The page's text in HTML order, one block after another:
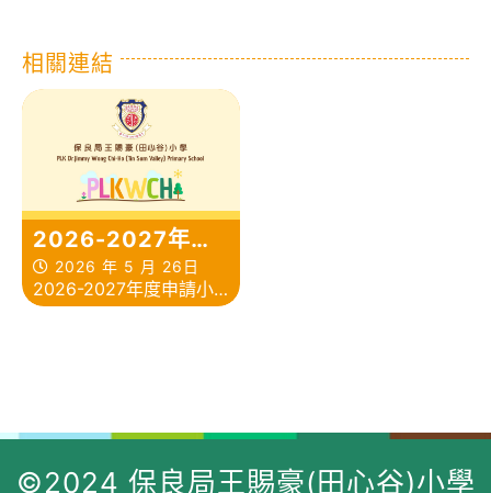
相關連結
2026-2027年度
申請小一「候補
生」注意事項
2026 年 5 月 26日
2026-2027年度申請小
©2024 保良局王賜豪(田心谷)小學